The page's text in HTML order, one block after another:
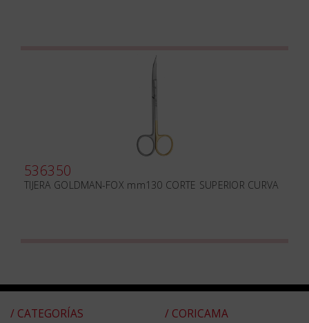
536350
TIJERA GOLDMAN-FOX mm130 CORTE SUPERIOR CURVA
/ CATEGORÍAS / CORICAMA